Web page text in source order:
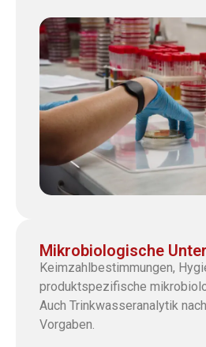
Mikrobiologische
Keimzahlbestimmungen,
produktspezifische
Auch Trinkwasseranalytik
Vorgaben.